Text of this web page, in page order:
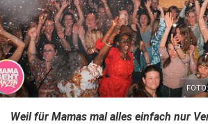
Weil für Mamas mal alles einfach nur